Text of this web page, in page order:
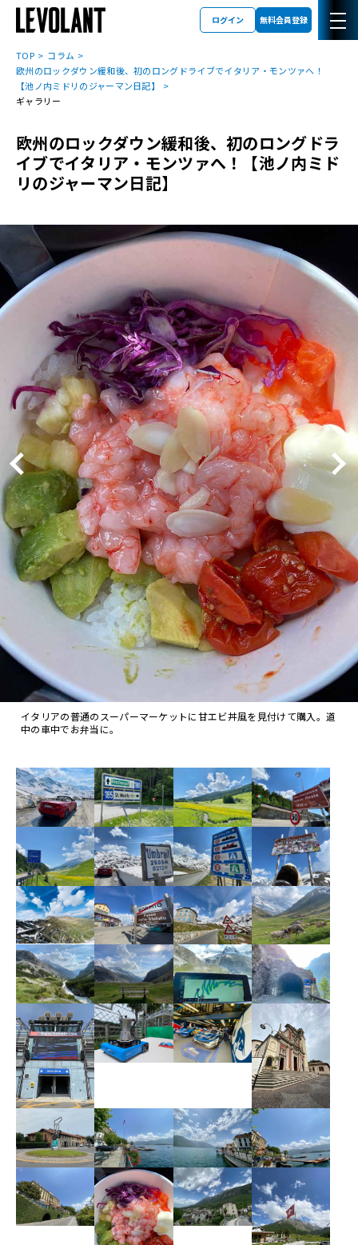
ログイン 無料会員登録
TOP
コラム
欧州のロックダウン緩和後、初のロングドライブでイタリア・モンツァへ！
【池ノ内ミドリのジャーマン日記】
ギャラリー
欧州のロックダウン緩和後、初のロングドラ
イブでイタリア・モンツァへ！【池ノ内ミド
リのジャーマン日記】
イタリアの普通のスーパーマーケットに甘エビ丼風を見付けて購入。道
中の車中でお弁当に。